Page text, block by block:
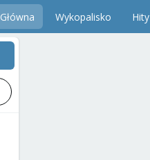
Główna Wykopalisko Hity